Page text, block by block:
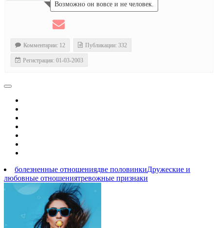
Возможно он вовсе и не человек.
Комментарии: 12 Публикации: 332
Регистрация: 01-03-2003
болезненные отношениядве половинкиДружеские и
любовные отношениятревожные признаки